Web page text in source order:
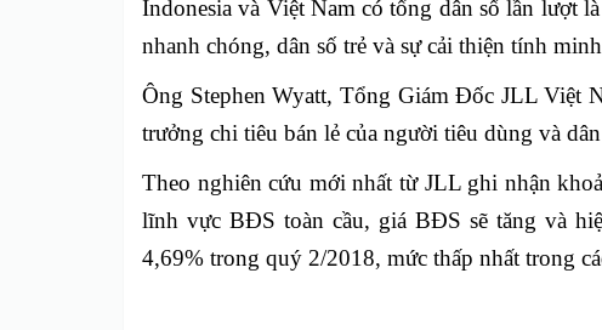
Indonesia và Việt Nam có tổng dân số lần lượt
nhanh chóng, dân số trẻ và sự cải thiện tính
Ông Stephen Wyatt, Tổng Giám Đốc JLL Việt
trưởng chi tiêu bán lẻ của người tiêu dùng và
Theo nghiên cứu mới nhất từ JLL ghi nhận
lĩnh vực BĐS toàn cầu, giá BĐS sẽ tăng và
4,69% trong quý 2/2018, mức thấp nhất trong